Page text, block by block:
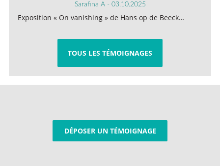
Sarafina A - 03.10.2025
Exposition « On vanishing » de Hans op de Beeck…
TOUS LES TÉMOIGNAGES
DÉPOSER UN TÉMOIGNAGE